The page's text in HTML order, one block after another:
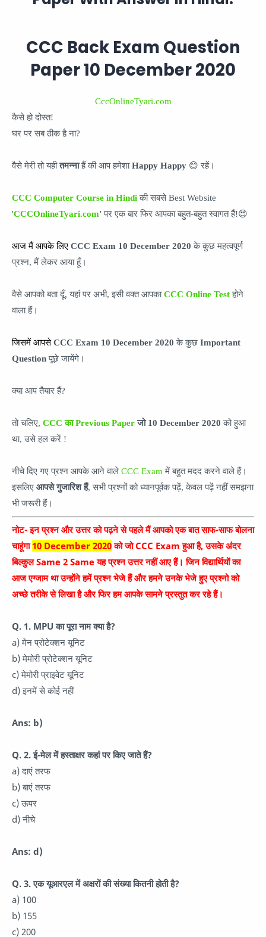
CCC Back Exam Question
Paper 10 December 2020
CccOnlineTyari.com
कैसे हो दोस्त!
घर पर सब ठीक है ना?
वैसे मेरी तो यहीतमन्नाहैं की आप हमेशाHappy Happy 😊 रहें।
CCC Computer Course in Hindiकी सबसे Best Website
'CCCOnlineTyari.com' पर एक बार फिर आपका बहुत-बहुत स्वागत हैं!😍
आज मैं आपके लिए CCC Exam 10 December 2020 के कुछ महत्वपूर्ण
प्रश्न, मैं लेकर आया हूँ।
वैसे आपको बता दूँ,यहां पर अभी, इसी वक्त आपकाCCC Online Testहोने
वाला हैं।
जिसमें आपसेCCC Exam 10 December 2020 के कुछ Important
Questionपूछे जायेंगे।
क्या आप तैयार हैं?
तो चलिए, CCC का Previous Paperजो10 December 2020 को हुआ
था, उसे हल करें !
नीचे दिए गए प्रश्न आपके आने वाले CCC Exam में बहुत मदद करने वाले हैं।
इसलिए आपसे गुजारिश हैं, सभी प्रश्नों को ध्यानपूर्वक पढ़ें, केवल पढ़ें नहीं समझना
भी जरूरी हैं।
नोट- इन प्रश्न और उत्तर को पढ़ने से पहले मैं आपको एक बात साफ-साफ बोलना
चाहूंगा10 December 2020को जो CCC Exam हुआ है, उसके अंदर
बिल्कुल Same 2 Same यह प्रश्न उत्तर नहीं आए हैं। जिन विद्यार्थियों का
आज एग्जाम था उन्होंने हमें प्रश्न भेजे हैं और हमने उनके भेजे हुए प्रश्नो को
अच्छे तरीके से लिखा है और फिर हम आपके सामने प्रस्तुत कर रहे हैं।
Q. 1. MPU का पूरा नाम क्या है?
a) मेन प्रोटेक्शन यूनिट
b) मेमोरी प्रोटेक्शन यूनिट
c) मेमोरी प्राइवेट यूनिट
d) इनमें से कोई नहीं
Ans: b)
Q. 2. ई-मेल में हस्ताक्षर कहां पर किए जाते हैं?
a) दाएं तरफ
b) बाएं तरफ
c) ऊपर
d) नीचे
Ans: d)
Q. 3. एक यूआरएल में अक्षरों की संख्या कितनी होती है?
a) 100
b) 155
c) 200